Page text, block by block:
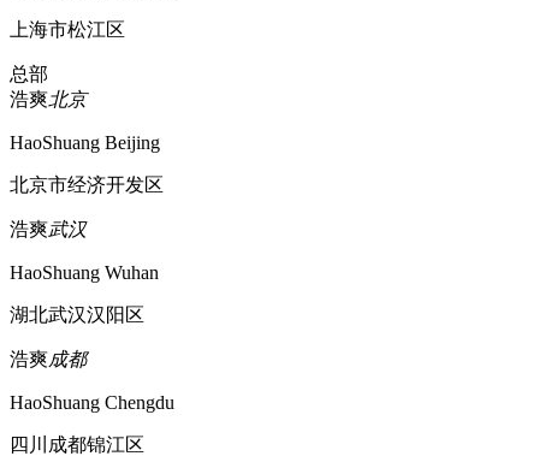
上海市松江区
总部
浩爽北京
HaoShuang Beijing
北京市经济开发区
浩爽武汉
HaoShuang Wuhan
湖北武汉汉阳区
浩爽成都
HaoShuang Chengdu
四川成都锦江区